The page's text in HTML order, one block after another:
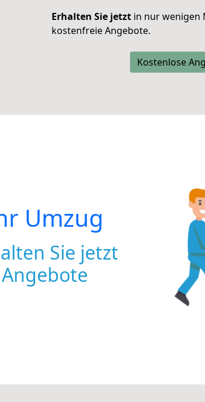
Erhalten Sie jetzt in nur wenigen
kostenfreie Angebote.
Kostenlose
Umzug
Sie jetzt
Angebote